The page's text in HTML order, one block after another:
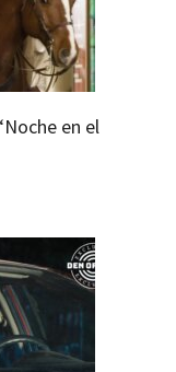
en el